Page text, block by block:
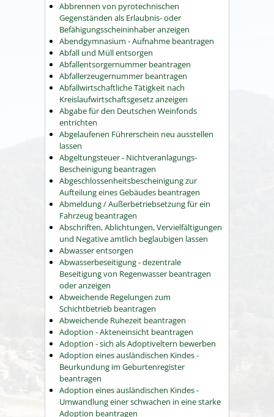
Abbrennen von pyrotechnischen
Gegenständen als Erlaubnis- oder
Befähigungsscheininhaber anzeigen
Abendgymnasium - Aufnahme beantragen
Abfall und Müll entsorgen
Abfallentsorgernummer beantragen
Abfallerzeugernummer beantragen
Abfallwirtschaftliche Tätigkeit nach
Kreislaufwirtschaftsgesetz anzeigen
Abgabe für den Deutschen Weinfonds
entrichten
Abgelaufenen Führerschein neu ausstellen
lassen
Abgeltungsteuer - Nichtveranlagungs-
Bescheinigung beantragen
Abgeschlossenheitsbescheinigung zur
Aufteilung eines Gebäudes beantragen
Abmeldung / Außerbetriebsetzung für ein
Fahrzeug beantragen
Abschriften, Ablichtungen, Vervielfältigungen
und Negative amtlich beglaubigen lassen
Abwasser entsorgen
Abwasserbeseitigung - dezentrale
Beseitigung von Regenwasser beantragen
oder anzeigen
Abweichende Regelungen zum
Schichtbetrieb beantragen
Abweichende Ruhezeit beantragen
Adoption - Akteneinsicht beantragen
Adoption - sich als Adoptiveltern bewerben
Adoption eines ausländischen Kindes -
Beurkundung im Geburtenregister
beantragen
Adoption eines ausländischen Kindes -
Umwandlung einer schwachen in eine starke
Adoption beantragen